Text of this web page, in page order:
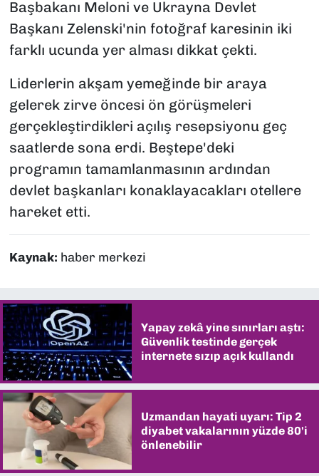
Başbakanı Meloni ve Ukrayna Devlet
Başkanı Zelenski'nin fotoğraf karesinin iki
farklı ucunda yer alması dikkat çekti.
Liderlerin akşam yemeğinde bir araya
gelerek zirve öncesi ön görüşmeleri
gerçekleştirdikleri açılış resepsiyonu geç
saatlerde sona erdi. Beştepe'deki
programın tamamlanmasının ardından
devlet başkanları konaklayacakları otellere
hareket etti.
Kaynak: haber merkezi
Yapay zekâ yine sınırları aştı:
Güvenlik testinde gerçek
internete sızıp açık kullandı
Uzmandan hayati uyarı: Tip 2
diyabet vakalarının yüzde 80'i
önlenebilir